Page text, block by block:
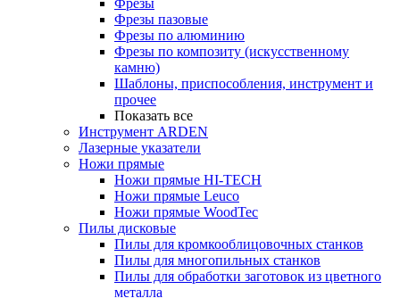
Фрезы
Фрезы пазовые
Фрезы по алюминию
Фрезы по композиту (искусственному
камню)
Шаблоны, приспособления, инструмент и
прочее
Показать все
Инструмент ARDEN
Лазерные указатели
Ножи прямые
Ножи прямые HI-TECH
Ножи прямые Leuco
Ножи прямые WoodTec
Пилы дисковые
Пилы для кромкооблицовочных станков
Пилы для многопильных станков
Пилы для обработки заготовок из цветного
металла